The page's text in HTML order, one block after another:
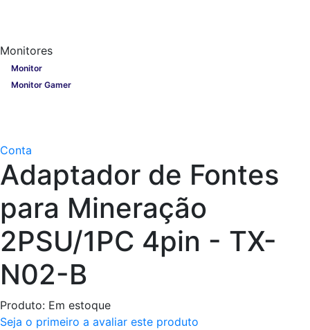
Monitores
Monitor
Monitor Gamer
Conta
Adaptador de Fontes
para Mineração
2PSU/1PC 4pin - TX-
N02-B
Produto: Em estoque
Seja o primeiro a avaliar este produto